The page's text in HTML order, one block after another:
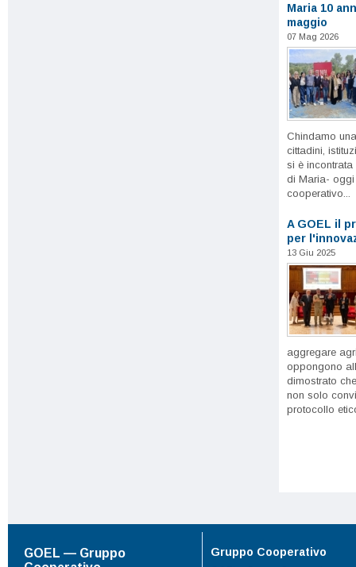
Maria 10
maggio
07 Mag 2026
Chindamo
cittadini,
si è
di Maria- oggi
cooperativo...
A GOEL il
per
13 Giu 2025
aggregare
oppongono
dimostrato
non solo
protocollo
GOEL — Gruppo
Gruppo Cooperativo